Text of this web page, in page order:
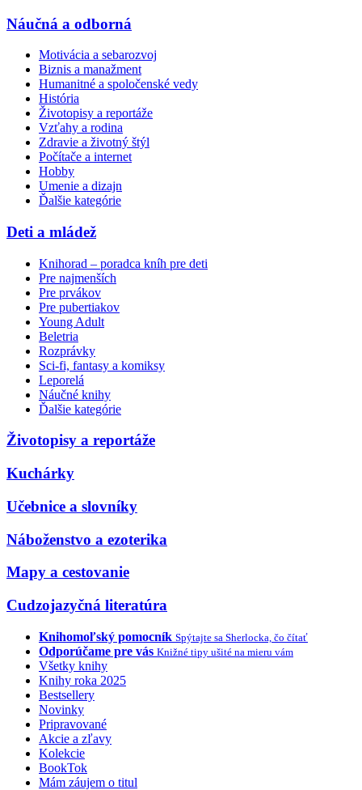
Náučná a odborná
Motivácia a sebarozvoj
Biznis a manažment
Humanitné a spoločenské vedy
História
Životopisy a reportáže
Vzťahy a rodina
Zdravie a životný štýl
Počítače a internet
Hobby
Umenie a dizajn
Ďalšie kategórie
Deti a mládež
Knihorad – poradca kníh pre deti
Pre najmenších
Pre prvákov
Pre pubertiakov
Young Adult
Beletria
Rozprávky
Sci-fi, fantasy a komiksy
Leporelá
Náučné knihy
Ďalšie kategórie
Životopisy a reportáže
Kuchárky
Učebnice a slovníky
Náboženstvo a ezoterika
Mapy a cestovanie
Cudzojazyčná literatúra
Knihomoľský pomocník Spýtajte sa Sherlocka, čo čítať
Odporúčame pre vás Knižné tipy ušité na mieru vám
Všetky knihy
Knihy roka 2025
Bestsellery
Novinky
Pripravované
Akcie a zľavy
Kolekcie
BookTok
Mám záujem o titul